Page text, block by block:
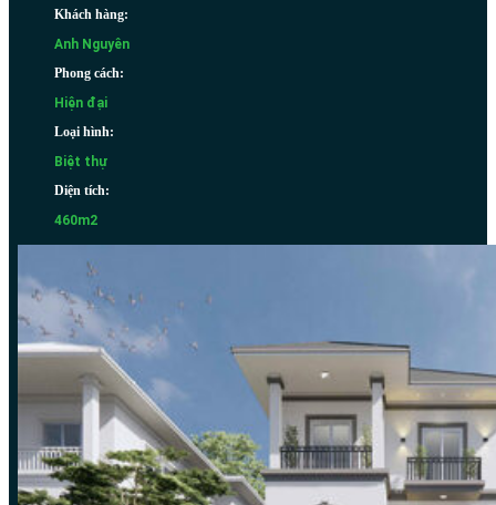
Khách hàng:
Anh Nguyên
Phong cách:
Hiện đại
Loại hình:
Biệt thự
Diện tích:
460m2